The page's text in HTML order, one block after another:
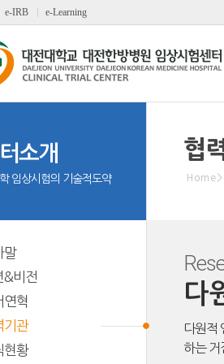
e-IRB e-Learning
소개
임상시험의 기술적도약
말
&비전
연혁
기관
현황
협
Home>
다
다원적
하는 거